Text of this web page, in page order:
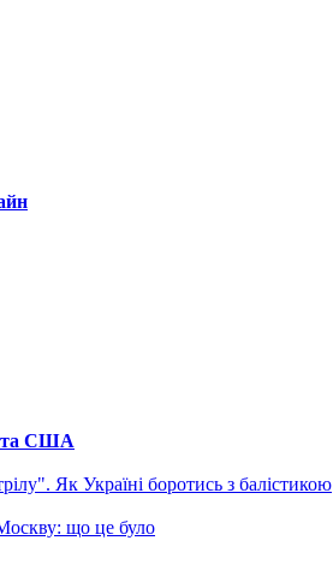
США
Як Україні боротись з балістикою
що це було